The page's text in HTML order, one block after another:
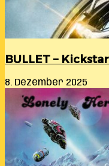
BULLET –
8. Dezember 2025